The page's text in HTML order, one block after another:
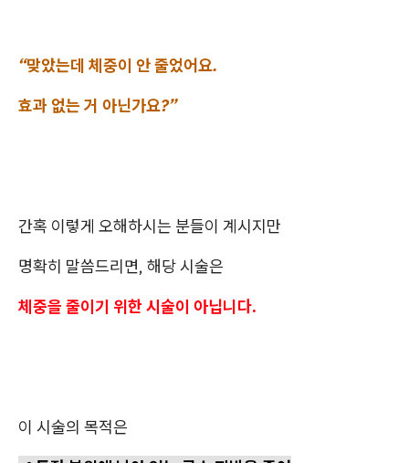
“맞았는데 체중이 안 줄었어요.
효과 없는 거 아닌가요?”
간혹 이렇게 오해하시는 분들이 계시지만
명확히 말씀드리면, 해당 시술은
체중을 줄이기 위한 시술이 아닙니다.
이 시술의 목적은